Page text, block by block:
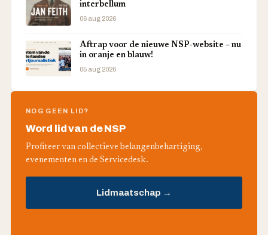
interbellum
06 aug 2026
Aftrap voor de nieuwe NSP-website – nu
in oranje en blauw!
05 aug 2026
NOG GEEN LID?
Word lid van de NSP
Profiteer van collectieve belangenbehartiging,
evenementen en de Servicedesk.
Lidmaatschap →